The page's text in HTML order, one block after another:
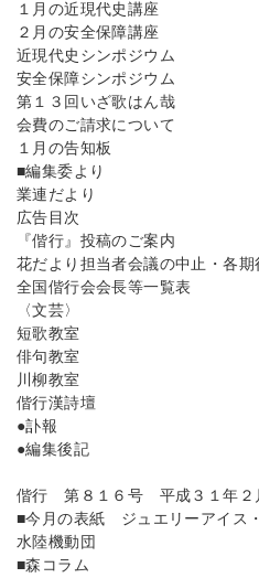
１月の近現代史講座
２月の安全保障講座
近現代史シンポジウム
安全保障シンポジウム
第１３回いざ歌はん哉
会費のご請求について
１月の告知板
■編集委より
業連だより
広告目次
『偕行』投稿のご案内
花だより担当者会議の中止・各期
全国偕行会会長等一覧表
〈文芸〉
短歌教室
俳句教室
川柳教室
偕行漢詩壇
●訃報
●編集後記
偕行 第８１６号 平成３１年２
■今月の表紙 ジュエリーアイス
水陸機動団
■森コラム